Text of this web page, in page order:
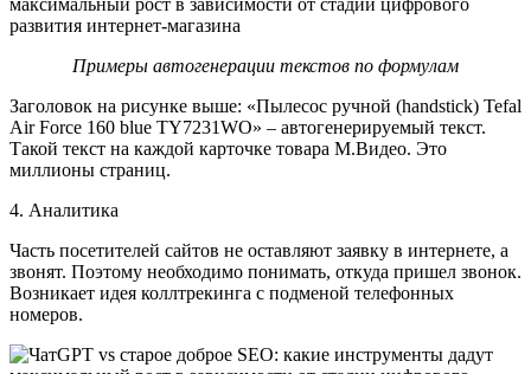
Примеры автогенерации текстов по формулам
Заголовок на рисунке выше: «Пылесос ручной (handstick) Tefal
Air Force 160 blue TY7231WO» – автогенерируемый текст.
Такой текст на каждой карточке товара М.Видео. Это
миллионы страниц.
4. Аналитика
Часть посетителей сайтов не оставляют заявку в интернете, а
звонят. Поэтому необходимо понимать, откуда пришел звонок.
Возникает идея коллтрекинга с подменой телефонных
номеров.